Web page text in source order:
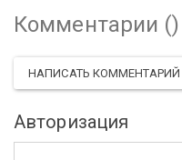
Комментарии ()
НАПИСАТЬ КОММЕНТАРИЙ
Авторизация